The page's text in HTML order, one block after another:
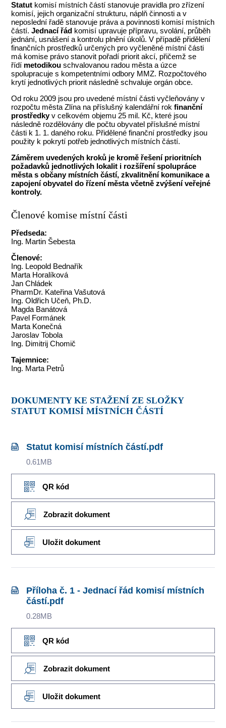
Statut komisí místních částí stanovuje pravidla pro zřízení
komisí, jejich organizační strukturu, náplň činnosti a v
neposlední řadě stanovuje práva a povinnosti komisí místních
částí.Jednací řád komisí upravuje přípravu, svolání, průběh
jednání, usnášení a kontrolu plnění úkolů. V případě přidělení
finančních prostředků určených pro vyčleněné místní části
má komise právo stanovit pořadí priorit akcí, přičemž se
řídí metodikou schvalovanou radou města a úzce
spolupracuje s kompetentními odbory MMZ. Rozpočtového
krytí jednotlivých priorit následně schvaluje orgán obce.
Od roku 2009 jsou pro uvedené místní části vyčleňovány v
rozpočtu města Zlína na příslušný kalendářní rokfinanční
prostředkyv celkovém objemu 25 mil. Kč, které jsou
následně rozdělovány dle počtu obyvatel příslušné místní
části k 1. 1. daného roku. Přidělené finanční prostředky jsou
použity k pokrytí potřeb jednotlivých místních částí.
Záměrem uvedených kroků je kromě řešení prioritních
požadavků jednotlivých lokalit i rozšíření spolupráce
města s občany místních částí, zkvalitnění komunikace a
zapojení obyvatel do řízení města včetně zvýšení veřejné
kontroly.
Členové komise místní části
Předseda:
Ing. Martin Šebesta
Členové:
Ing. Leopold Bednařík
Marta Horalíková
Jan Chládek
PharmDr. Kateřina Vašutová
Ing. Oldřich Učeň, Ph.D.
Magda Banátová
Pavel Formánek
Marta Konečná
Jaroslav Tobola
Ing. Dimitrij Chomič
Tajemnice:
Ing. Marta Petrů
DOKUMENTY KE STAŽENÍ ZE SLOŽKY
STATUT KOMISÍ MÍSTNÍCH ČÁSTÍ
Statut komisí místních částí.pdf
0.61MB
QR kód
Zobrazit dokument
Uložit dokument
Příloha č. 1 - Jednací řád komisí místních
částí.pdf
0.28MB
QR kód
Zobrazit dokument
Uložit dokument